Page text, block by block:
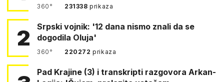
360° 231338prikaza
2
Srpski vojnik: '12 dana nismo znali da se
dogodila Oluja'
360° 220272prikaza
Pad Krajine (3) i transkripti razgovora Arkan-